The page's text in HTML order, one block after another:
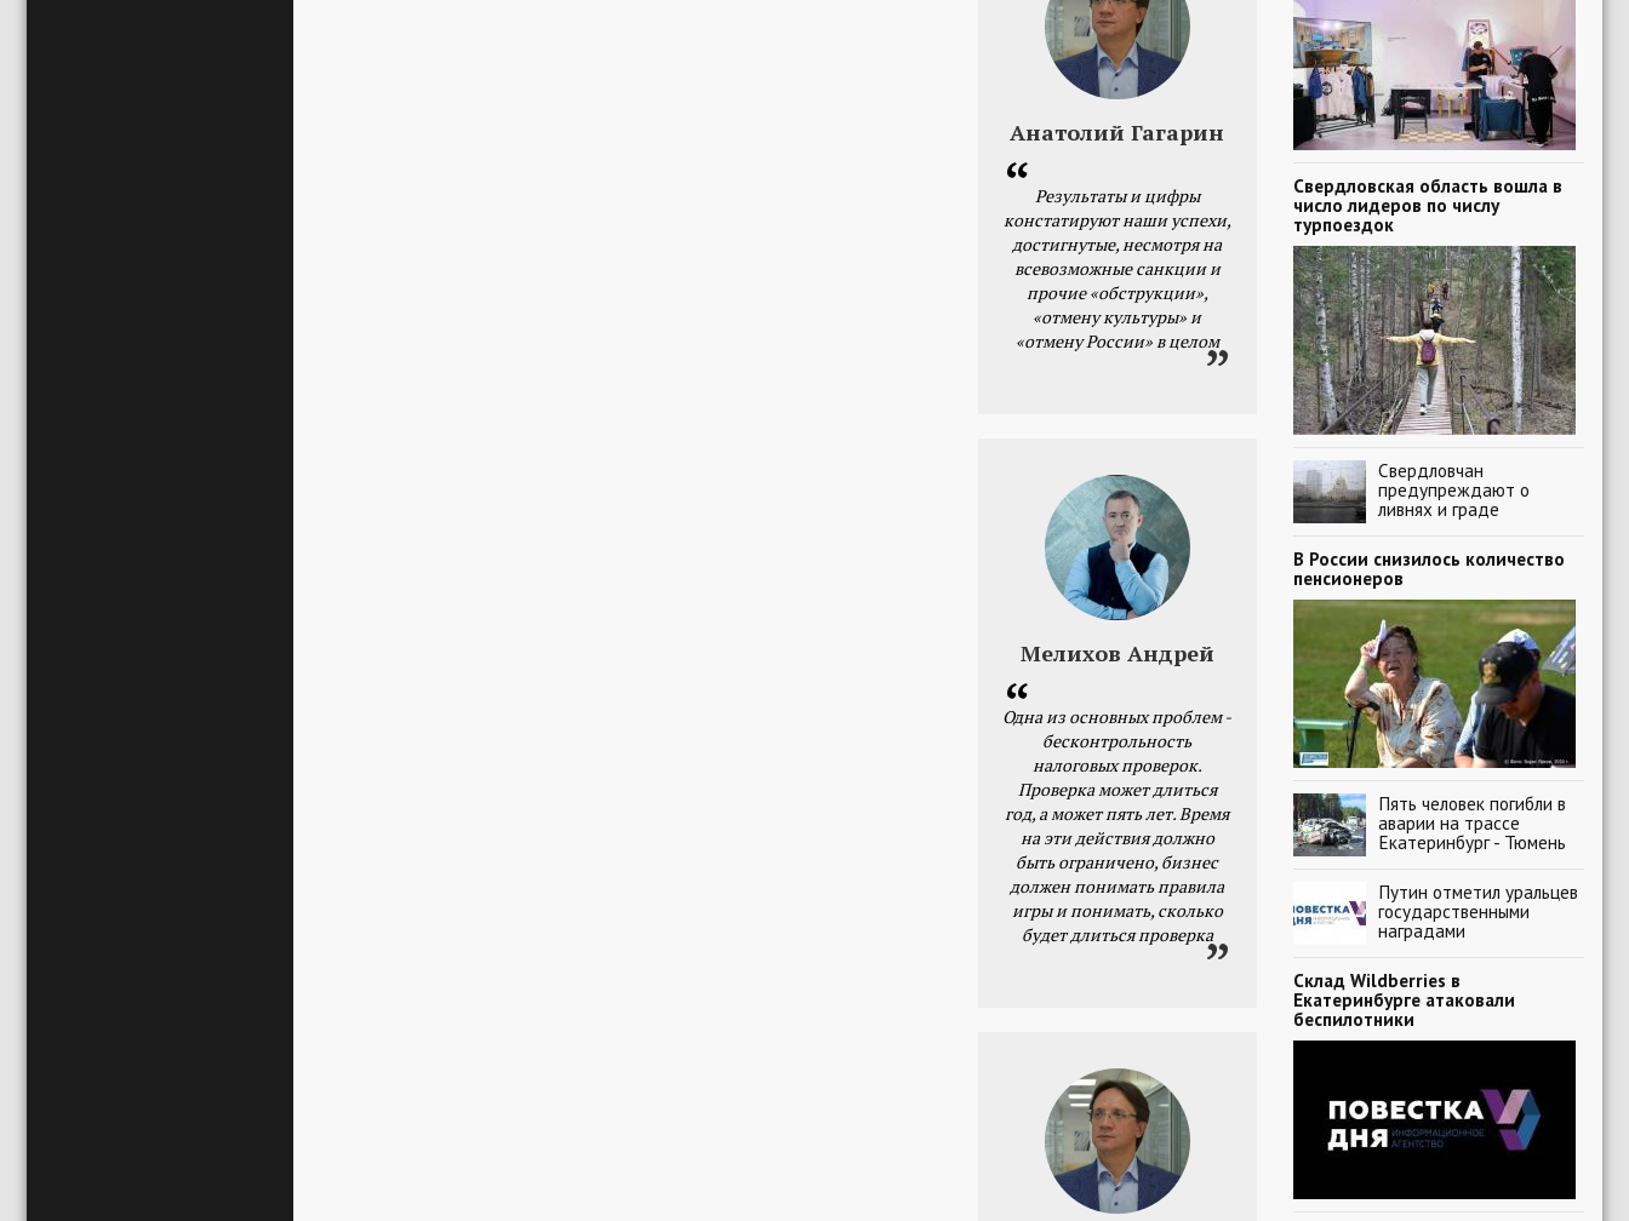
Анатолий Гагарин
Результаты и цифры
констатируют наши успехи,
достигнутые, несмотря на
всевозможные санкции и
прочие «обструкции»,
«отмену культуры» и
«отмену России» в целом
Мелихов Андрей
Одна из основных проблем -
бесконтрольность
налоговых проверок.
Проверка может длиться
год, а может пять лет. Время
на эти действия должно
быть ограничено, бизнес
должен понимать правила
игры и понимать, сколько
будет длиться проверка
Свердловская область вошла в
число лидеров по числу
турпоездок
Свердловчан
предупреждают о
ливнях и граде
В России снизилось количество
пенсионеров
Пять человек погибли в
аварии на трассе
Екатеринбург - Тюмень
Путин отметил уральцев
государственными
наградами
Склад Wildberries в
Екатеринбурге атаковали
беспилотники